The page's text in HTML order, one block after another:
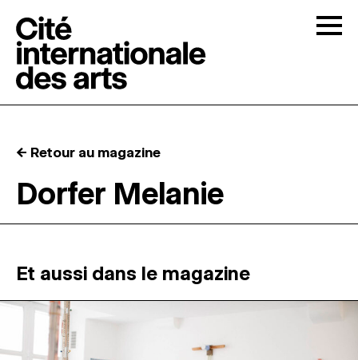
RÉSIDENCES ↓
ATELIERS OUVERTS
PROGRAMMATION
← Retour au magazine
Dorfer Melanie
Et aussi dans le magazine